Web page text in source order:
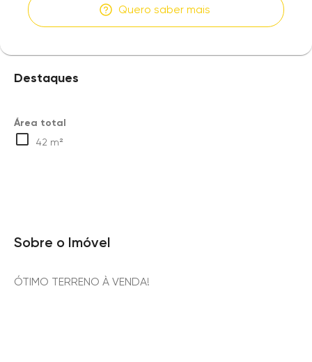
Quero saber mais
Destaques
Área total
42 m²
Sobre o Imóvel
ÓTIMO TERRENO À VENDA!